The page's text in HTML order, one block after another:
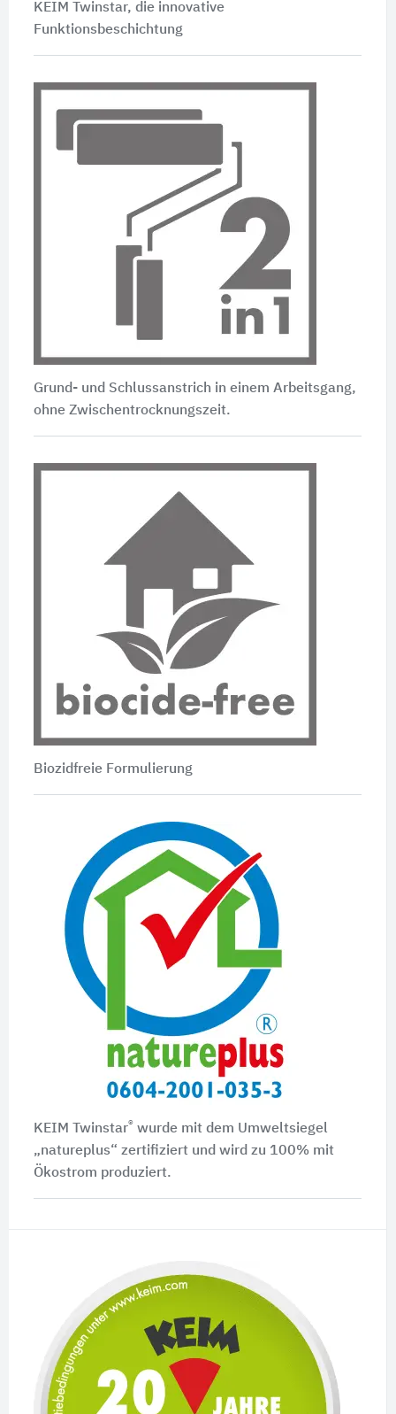
KEIM Twinstar, die innovative
Funktionsbeschichtung
Grund- und Schlussanstrich in einem Arbeitsgang,
ohne Zwischentrocknungszeit.
Biozidfreie Formulierung
KEIM Twinstar® wurde mit dem Umweltsiegel
„natureplus“ zertifiziert und wird zu 100% mit
Ökostrom produziert.